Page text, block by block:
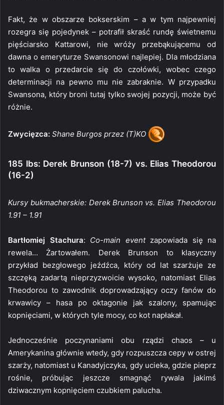
Fakt, że w obszarze bokserskim – a w tym najpewniej
rozegra się pojedynek – potrafił skraść rundę świetnemu
pięściarsko Kattarowi, nie wróży przebąkującemu od
dawna o emeryturze Swansonowi najlepiej. Dla młodziana
to walka o przedarcie się do czołówki, wobec czego
determinacji na pewno mu nie zabraknie. W przypadku
Swansona, który broni tutaj tylko swojej pozycji, może być
różnie.
Zwycięzca: Shane Burgos przez (T)KO
185 lbs: Derek Brunson (18-7) vs. Elias Theodorou
(16-2)
Kursy bukmacherskie: Derek Brunson vs. Elias Theodorou
1.91 – 1.91
Bartłomiej Stachura: Co-main eventzapowiada się na
rewela… Żartowałem. Derek Brunson to klasyczny
przykład bezgłowego jeźdźca, który od lat szarżuje ze
szczęką zadartą nieprzyzwoicie wysoko, natomiast Elias
Theodorou to zawodnik doprowadzający oczy fanów do
krwawicy – hasa po oktagonie jak szalony, spamując
kopnięciami, w których tyle mocy, co kot napłakał.
Jednocześnie poczynaniami obu rządzi chaos – u
Amerykanina głównie wtedy, gdy rozpuszcza cepy w ostrej
szarży, natomiast u Kanadyjczyka, gdy ucieka, gdzie pieprz
rośnie, próbując jeszcze smagnąć rywala jakimś
dziwacznym kopnięciem czubkiem palucha.